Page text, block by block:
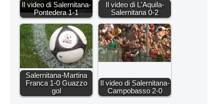
Il video di Salernitana-
Pontedera 1-1
Il video di L'Aquila-
Salernitana 0-2
Salernitana-Martina
Franca 1-0 Guazzo
gol
Il video di Salernitana-
Campobasso 2-0